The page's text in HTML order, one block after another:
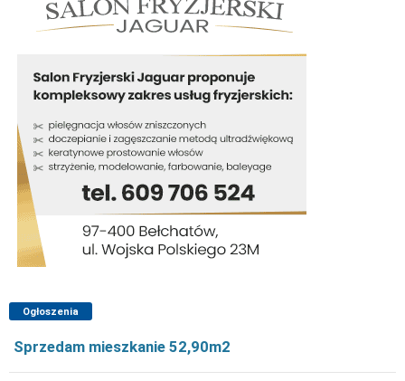
Ogłoszenia
Sprzedam mieszkanie 52,90m2